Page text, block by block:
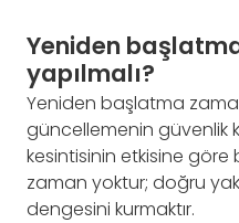
Yeniden
yapılmalı?
Yeniden başlatma
güncellemenin güvenlik
kesintisinin etkisine göre
zaman yoktur; doğru
dengesini kurmaktır.